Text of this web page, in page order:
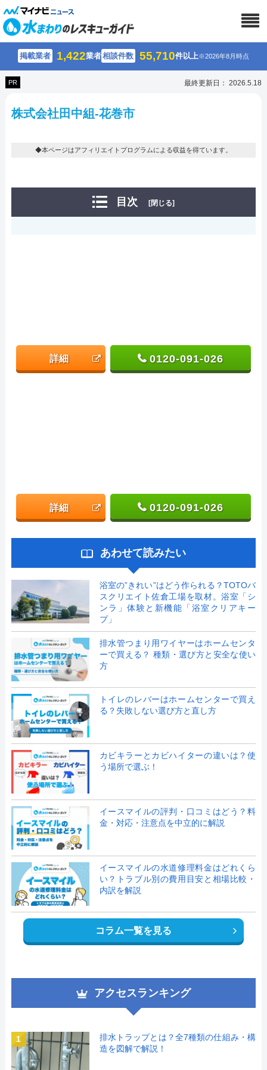
掲載業者 1,422業者相談件数 55,710件以上※2026年8月時点
PR 最終更新日： 2026.5.18
株式会社田中組-花巻市
◆本ページはアフィリエイトプログラムによる収益を得ています。
目次 [閉じる]
詳細 0120-091-026
詳細 0120-091-026
あわせて読みたい
浴室の”きれい”はどう作られる？TOTOバ
スクリエイト佐倉工場を取材。浴室「シ
ンラ」体験と新機能「浴室クリアキー
プ」
排水管つまり用ワイヤーはホームセンタ
ーで買える？ 種類・選び方と安全な使い
方
トイレのレバーはホームセンターで買え
る？失敗しない選び方と直し方
カビキラーとカビハイターの違いは？使
う場所で選ぶ！
イースマイルの評判・口コミはどう？料
金・対応・注意点を中立的に解説
イースマイルの水道修理料金はどれくら
い？トラブル別の費用目安と相場比較・
内訳を解説
コラム一覧を見る
アクセスランキング
1
排水トラップとは？全7種類の仕組み・構
造を図解で解説！